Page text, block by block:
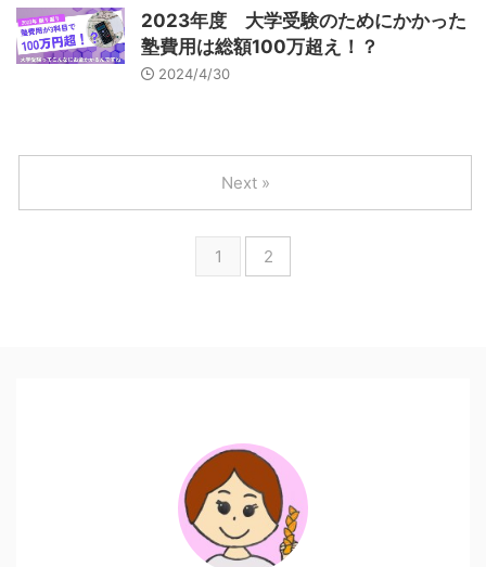
2023年度 大学受験のためにかかった
塾費用は総額100万超え！？
2024/4/30
1 2
Next »